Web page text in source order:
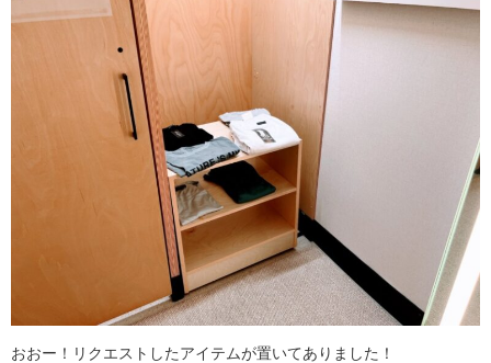
おおー！リクエストしたアイテムが置いてありました！